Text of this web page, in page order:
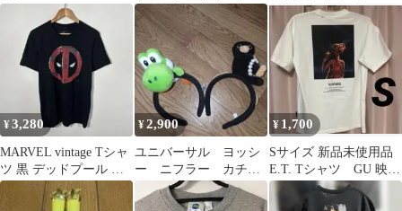
ル ユニバ
ーン ウッディーウッ
ドペッカー
¥3,280
MARVEL vintage Tシャ
ツ 黒 デッドプール 古
着
¥2,900
ユニバーサル ヨッシ
ー ニフラー カチュ
ーシャ セット USJ
¥ 1,700
Sサイズ 新品未使用品
E.T. Tシャツ GU 映
画 半袖 シャツ ホ
ワイト